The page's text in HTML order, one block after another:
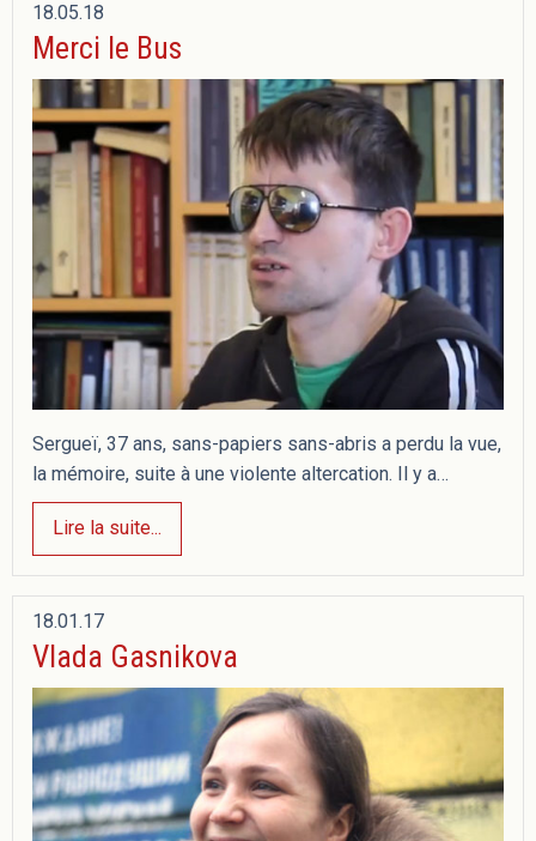
18.05.18
Merci le Bus
Sergueï, 37 ans, sans-papiers sans-abris a perdu la vue,
la mémoire, suite à une violente altercation. Il y a…
Lire la suite...
18.01.17
Vlada Gasnikova